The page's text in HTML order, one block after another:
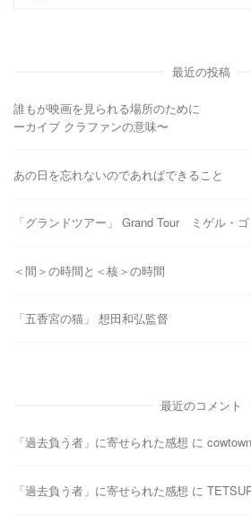
最近の投稿
誰もが映画を見られる場所のた
ーカイブ クラファンの意味〜
あの日を忘れないのであればできること
「グランドツアー」 Grand Tour ミゲル・
＜間＞の時間と＜核＞の時間
「五香宮の猫」 想田和弘監督
最近のコメント
「過去負う者」に寄せられた感想 に
「過去負う者」に寄せられた感想 に